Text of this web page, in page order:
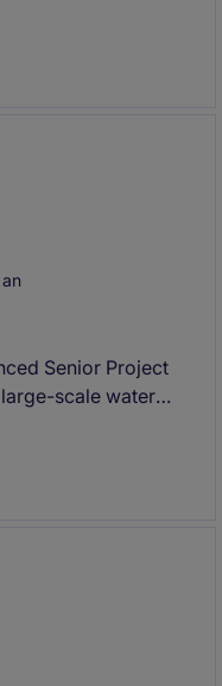
of
to lead teams
Senior Project
scale water
an opportunity for a
take ownership of